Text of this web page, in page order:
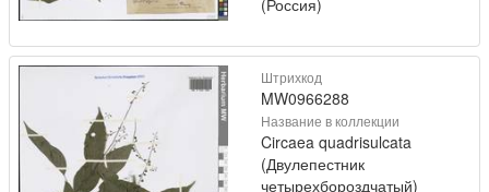
Штрихкод
MW0966288
Название в коллекции
Circaea quadrisulcata
(Двулепестник
четырехбороздчатый)